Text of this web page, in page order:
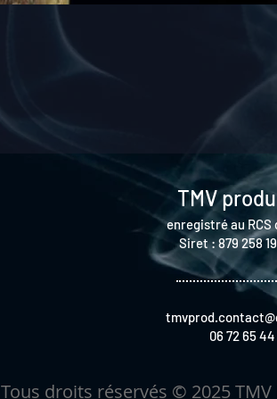
TMV
enregistré au RCS
Siret :879 258
06 72 65
Tous droits réservés © 2025